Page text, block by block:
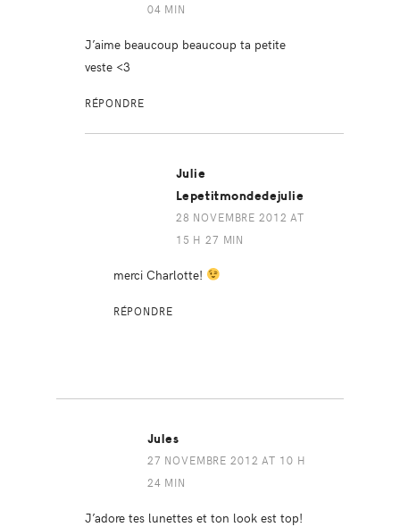
04 MIN
J’aime beaucoup beaucoup ta petite
veste <3
RÉPONDRE
Julie
Lepetitmondedejulie
28 NOVEMBRE 2012 AT
15 H 27 MIN
merci Charlotte!
RÉPONDRE
Jules
27 NOVEMBRE 2012 AT 10 H
24 MIN
J’adore tes lunettes et ton look est top!